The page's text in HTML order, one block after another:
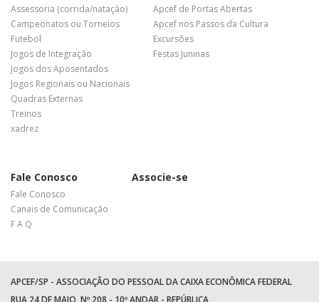
Assessoria (corrida/natação)
Campeonatos ou Torneios
Futebol
Jogos de Integração
Jogos dos Aposentados
Jogos Regionais ou Nacionais
Quadras Externas
Treinos
xadrez
Apcef de Portas Abertas
Apcef nos Passos da Cultura
Excursões
Festas Juninas
Fale Conosco
Fale Conosco
Canais de Comunicação
F A Q
Associe-se
APCEF/SP - ASSOCIAÇÃO DO PESSOAL DA CAIXA ECONÔMICA FEDERAL